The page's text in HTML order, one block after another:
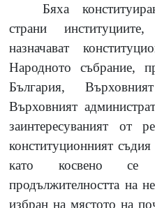
Бяха
страни
назначават
Народното събрание,
България,
Върховният
заинтересуваният от
конституционният
като косвено се
продължителността на
избран на мястото на